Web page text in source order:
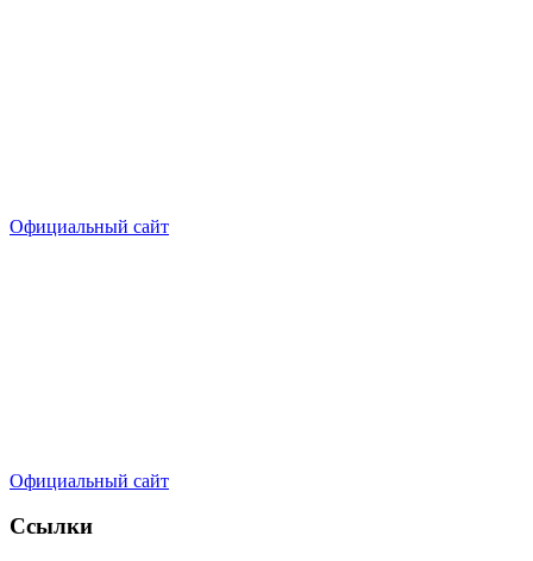
Официальный сайт
Официальный сайт
Ссылки